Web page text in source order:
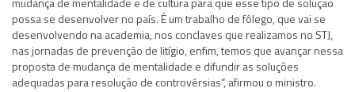
possa se desenvolver no país. É um trabalho de fôlego, que vai se
desenvolvendo na academia, nos conclaves que realizamos no STJ,
nas jornadas de prevenção de litígio, enfim, temos que avançar nessa
proposta de mudança de mentalidade e difundir as soluções
adequadas para resolução de controvérsias”, afirmou o ministro.